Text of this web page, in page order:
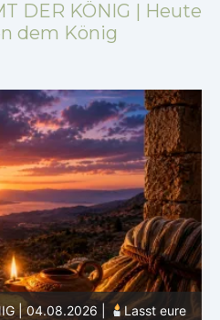
DER KÖNIG | Heute
dem König
| 04.08.2026 |
Lasst eure